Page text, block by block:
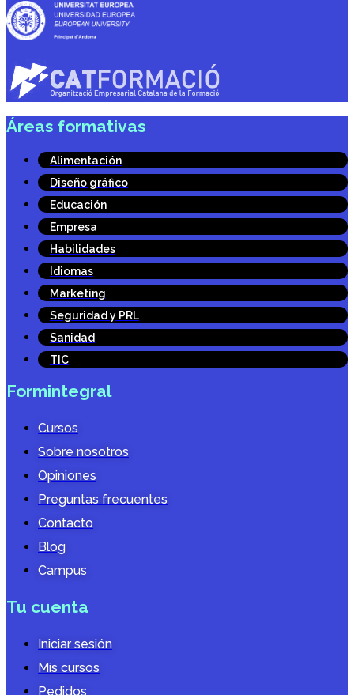
Áreas formativas
Alimentación
Diseño gráfico
Educación
Empresa
Habilidades
Idiomas
Marketing
Seguridad y PRL
Sanidad
TIC
Formintegral
Cursos
Sobre nosotros
Opiniones
Preguntas frecuentes
Contacto
Blog
Campus
Tu cuenta
Iniciar sesión
Mis cursos
Pedidos